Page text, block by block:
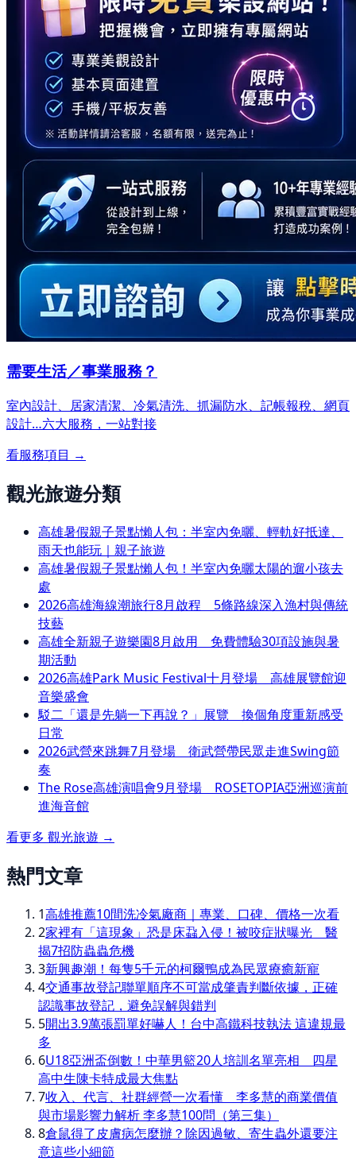
需要生活／事業服務？
室內設計、居家清潔、冷氣清洗、抓漏防水、記帳報稅、網頁
設計…六大服務，一站對接
看服務項目 →
觀光旅遊分類
高雄暑假親子景點懶人包：半室內免曬、輕軌好抵達、
雨天也能玩｜親子旅遊
高雄暑假親子景點懶人包！半室內免曬太陽的遛小孩去
處
2026高雄海線潮旅行8月啟程 5條路線深入漁村與傳統
技藝
高雄全新親子遊樂園8月啟用 免費體驗30項設施與暑
期活動
2026高雄Park Music Festival十月登場 高雄展覽館迎
音樂盛會
駁二「還是先躺一下再說？」展覽 換個角度重新感受
日常
2026武營來跳舞7月登場 衛武營帶民眾走進Swing節
奏
The Rose高雄演唱會9月登場 ROSETOPIA亞洲巡演前
進海音館
看更多 觀光旅遊 →
熱門文章
1高雄推薦10間洗冷氣廠商｜專業、口碑、價格一次看
2家裡有「這現象」恐是床蝨入侵！被咬症狀曝光 醫
揭7招防蟲蟲危機
3新興趣潮！每隻5千元的柯爾鴨成為民眾療癒新寵
4交通事故登記聯單順序不可當成肇責判斷依據，正確
認識事故登記，避免誤解與錯判
5開出3.9萬張罰單好嚇人！台中高鐵科技執法 這違規最
多
6U18亞洲盃倒數！中華男籃20人培訓名單亮相 四星
高中生陳卡特成最大焦點
7收入、代言、社群經營一次看懂 李多慧的商業價值
與市場影響力解析 李多慧100問（第三集）
8倉鼠得了皮膚病怎麼辦？除因過敏、寄生蟲外還要注
意這些小細節